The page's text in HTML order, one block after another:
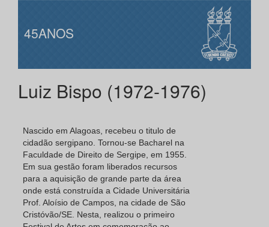
45ANOS
Luiz Bispo (1972-1976)
Nascido em Alagoas, recebeu o titulo de
cidadão sergipano. Tornou-se Bacharel na
Faculdade de Direito de Sergipe, em 1955.
Em sua gestão foram liberados recursos
para a aquisição de grande parte da área
onde está construída a Cidade Universitária
Prof. Aloísio de Campos, na cidade de São
Cristóvão/SE. Nesta, realizou o primeiro